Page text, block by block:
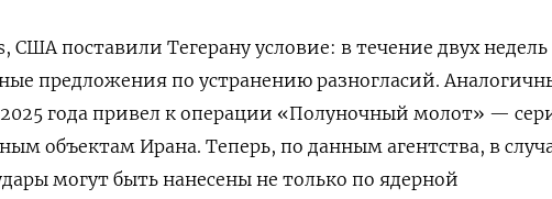
США поставили Тегерану условие: в течение двух недель
предложения по устранению разногласий. А
года привел к операции «Полуночный молот» —
объектам Ирана. Теперь, по данным агентства, в
могут быть нанесены не только по ядерной